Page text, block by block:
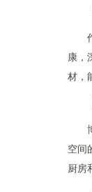
康，
材，
空间
厨房